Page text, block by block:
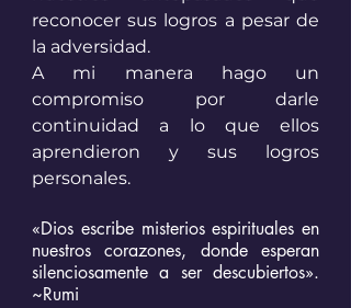
reconocer sus logros a pesar de
la adversidad.
A mi manera hago un
compromiso por darle
continuidad a lo que ellos
aprendieron y sus logros
personales.
«Dios escribe misterios espirituales en
nuestros corazones, donde esperan
silenciosamente a ser descubiertos».
~Rumi